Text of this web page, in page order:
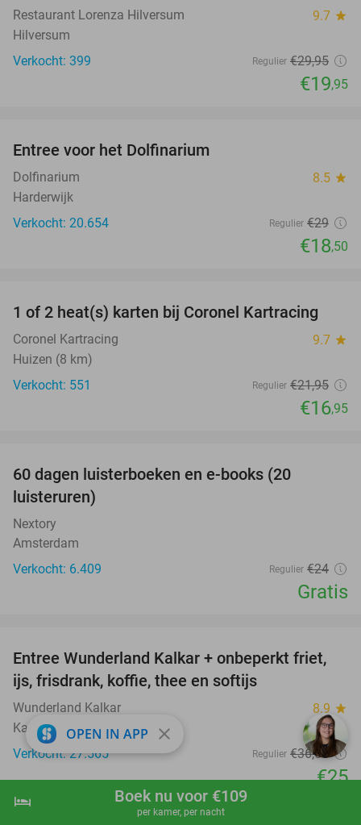
shopping_cart Boek nu
hotel Boek nu voor €109
per kamer, per nacht
Restaurant Lorenza Hilversum 9.7 star
Hilversum
Verkocht: 399
Regulier €29,95
€19,95
Entree voor het Dolfinarium
Dolfinarium 8.5 star
Harderwijk
Verkocht: 20.654
Regulier €29
€18,50
23%
1 of 2 heat(s) karten bij Coronel Kartracing
Coronel Kartracing 9.7 star
Huizen (8 km)
Verkocht: 551
Regulier €21,95
€16,95
60 dagen luisterboeken en e-books (20
luisteruren)
Nextory
Amsterdam
Verkocht: 6.409
Regulier €24
Gratis
32%
Entree Wunderland Kalkar + onbeperkt friet,
ijs, frisdrank, koffie, thee en softijs
Wunderland Kalkar 8.9 star
Kalkar
Verkocht: 27.565
Regulier €36,50
€25
OPEN IN APP close